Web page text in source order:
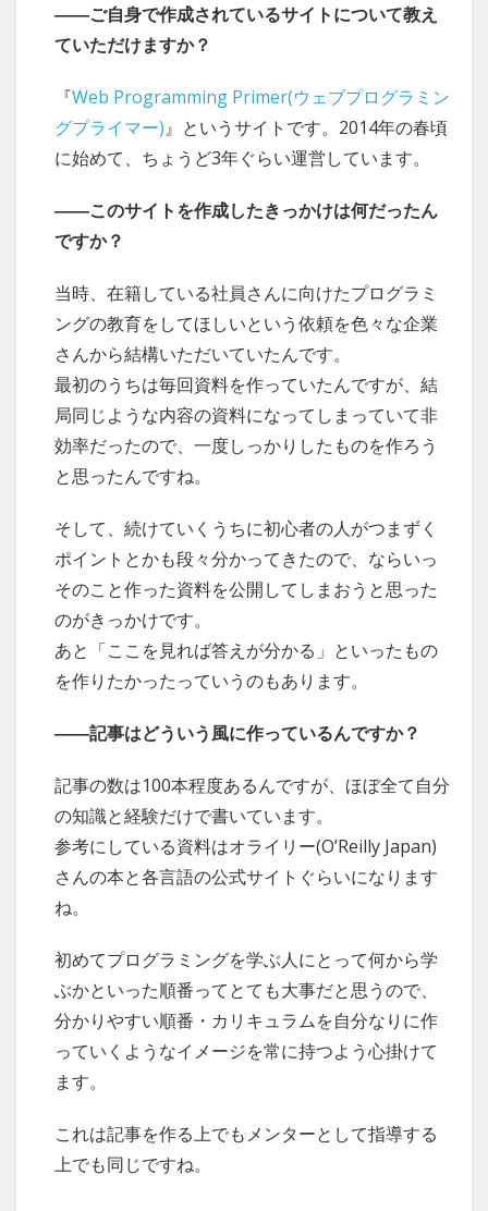
――ご自身で作成されているサイトについて教え
ていただけますか？
『Web Programming Primer(ウェブプログラミン
グプライマー)』というサイトです。2014年の春頃
に始めて、ちょうど3年ぐらい運営しています。
――このサイトを作成したきっかけは何だったん
ですか？
当時、在籍している社員さんに向けたプログラミ
ングの教育をしてほしいという依頼を色々な企業
さんから結構いただいていたんです。
最初のうちは毎回資料を作っていたんですが、結
局同じような内容の資料になってしまっていて非
効率だったので、一度しっかりしたものを作ろう
と思ったんですね。
そして、続けていくうちに初心者の人がつまずく
ポイントとかも段々分かってきたので、ならいっ
そのこと作った資料を公開してしまおうと思った
のがきっかけです。
あと「ここを見れば答えが分かる」といったもの
を作りたかったっていうのもあります。
――記事はどういう風に作っているんですか？
記事の数は100本程度あるんですが、ほぼ全て自分
の知識と経験だけで書いています。
参考にしている資料はオライリー(O’Reilly Japan)
さんの本と各言語の公式サイトぐらいになります
ね。
初めてプログラミングを学ぶ人にとって何から学
ぶかといった順番ってとても大事だと思うので、
分かりやすい順番・カリキュラムを自分なりに作
っていくようなイメージを常に持つよう心掛けて
ます。
これは記事を作る上でもメンターとして指導する
上でも同じですね。